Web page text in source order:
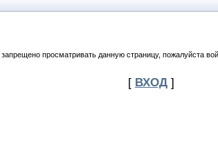
просматривать данную страницу, пожалуйста
[ ВХОД ]